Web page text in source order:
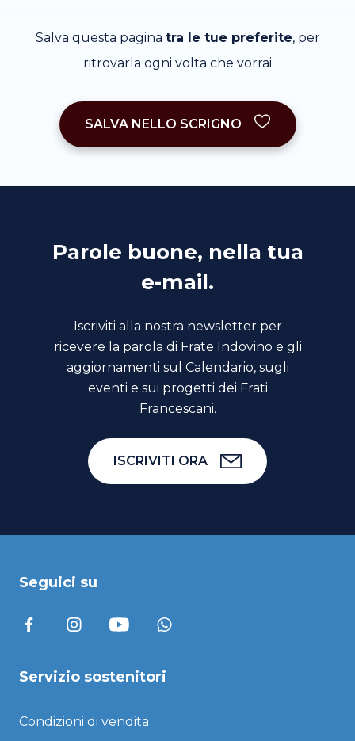
Salva questa pagina tra le tue preferite, per
ritrovarla ogni volta che vorrai
SALVA NELLO SCRIGNO
Parole buone, nella tua
e-mail.
Iscriviti alla nostra newsletter per
ricevere la parola di Frate Indovino e gli
aggiornamenti sul Calendario, sugli
eventi e sui progetti dei Frati
Francescani.
ISCRIVITI ORA
Seguici su
Servizio sostenitori
Condizioni di vendita